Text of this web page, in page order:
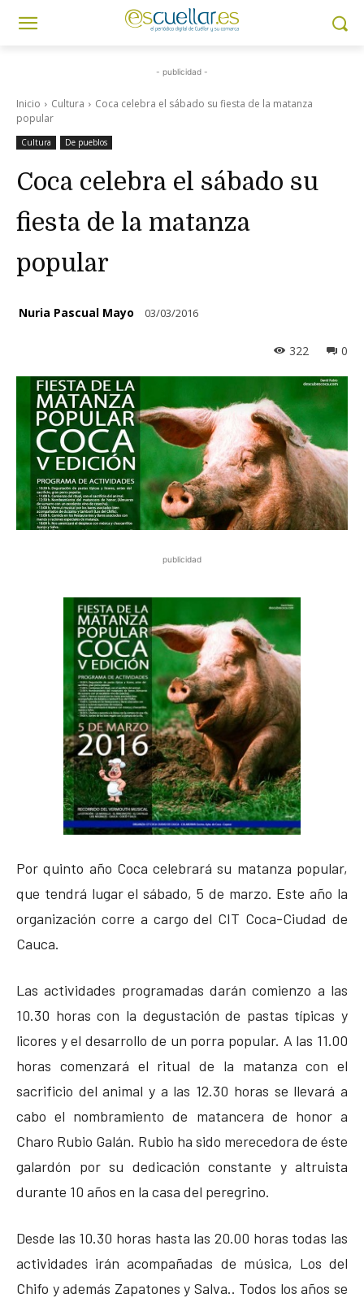
- publicidad -
Inicio Cultura
Coca celebra el sábado su fiesta de la matanza
popular
Cultura De pueblos
Coca celebra el sábado su
fiesta de la matanza
popular
Nuria Pascual Mayo 03/03/2016
0
322
publicidad
Por quinto año Coca celebrará su matanza popular,
que tendrá lugar el sábado, 5 de marzo. Este año la
organización corre a cargo del CIT Coca-Ciudad de
Cauca.
Las actividades programadas darán comienzo a las
10.30 horas con la degustación de pastas típicas y
licores y el desarrollo de un porra popular. A las 11.00
horas comenzará el ritual de la matanza con el
sacrificio del animal y a las 12.30 horas se llevará a
cabo el nombramiento de matancera de honor a
Charo Rubio Galán. Rubio ha sido merecedora de éste
galardón por su dedicación constante y altruista
durante 10 años en la casa del peregrino.
Desde las 10.30 horas hasta las 20.00 horas todas las
actividades irán acompañadas de música, Los del
Chifo y además Zapatones y Salva.. Todos los años se